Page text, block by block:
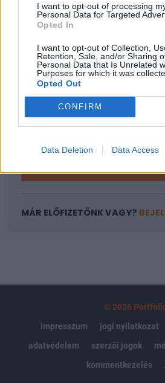
I want to opt-out of processing
Personal Data for Targeted
Opted In
I want to opt-out of Collection,
Retention, Sale, and/or Sharing
Personal Data that Is Unrelated
Purposes for which it was
Opted Out
CONFIRM
Data Deletion Data Access
KEDVES OLVASÓNK!
tartozik, melynek olvasása
regisztrációhoz kötött.
Portfolio.hu teljes
MÁR ELŐFIZETŐNK VAGY?
© 2026
impresszum
jogi nyilatkozat
adatvédelem
szerzői jogok
kommentkezelés